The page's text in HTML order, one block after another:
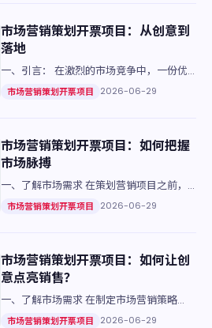
市场营销策划开票项目：从创意到
落地
一、引言： 在激烈的市场竞争中，一份优
秀的市场营销策划报告不仅是企业成功的关
市场营销策划开票项目 2026-06-29
市场营销策划开票项目：如何把握
市场脉搏
一、了解市场需求 在策划营销项目之前，
首先要深入了解目标市场的客户需求。通过
市场营销策划开票项目 2026-06-29
市场营销策划开票项目：如何让创
意点亮销售？
一、了解市场需求 在制定市场营销策略
前，首先需要深入了解市场和消费者的需
市场营销策划开票项目 2026-06-29